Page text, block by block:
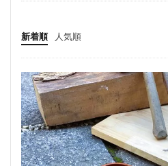
新着順 人気順